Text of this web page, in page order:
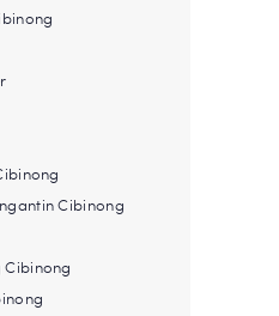
Cibinong
Cibinong